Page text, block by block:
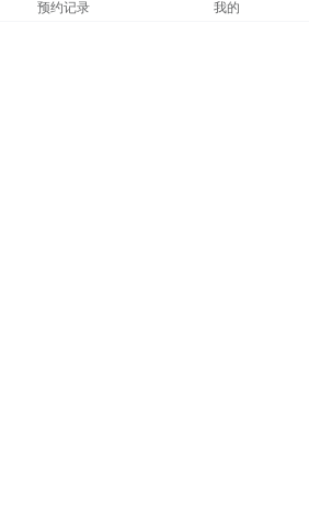
历思联行物业创始人
预约记录 我的